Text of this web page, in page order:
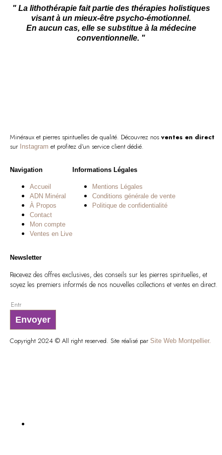
" La lithothérapie fait partie des thérapies holistiques
visant à un mieux-être psycho-émotionnel.
En aucun cas, elle se substitue à la médecine
conventionnelle. "
Minéraux et pierres spirituelles de qualité. Découvrez nos ventes en direct
sur Instagram et profitez d’un service client dédié.
Navigation
Accueil
ADN Minéral
À Propos
Contact
Mon compte
Ventes en Live
Informations Légales
Mentions Légales
Conditions générale de vente
Politique de confidentialité
Newsletter
Recevez des offres exclusives, des conseils sur les pierres spirituelles, et
soyez les premiers informés de nos nouvelles collections et ventes en direct.
Envoyer
Copyright 2024 © All right reserved. Site réalisé par Site Web Montpellier.